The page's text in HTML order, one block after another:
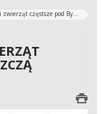
częstsze pod By...